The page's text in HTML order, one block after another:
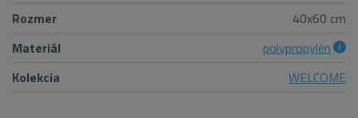
Rozmer
40x60 cm
Materiál
polypropylén
Kolekcia
WELCOME